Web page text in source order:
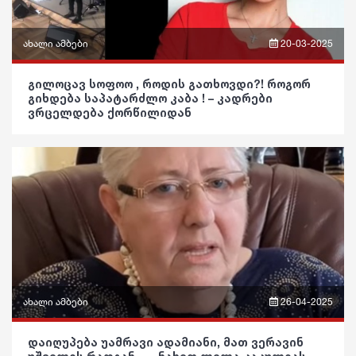
კულინარია
ასტროლოგია
ახალი ამბები
ვიდეო
საზოგადოება
განათლება
კულტურა
გართობა
20-03-2025
გილოცავ სოფოო , როდის გათხოვდი?! როგორ
გიხდება საპატარძლო კაბა ! – კადრები
ვრცელდება ქორწილიდან
ახალი ამბები 26-04-2025
დაიღუპება უამრავი ადამიანი, მათ ვერავინ